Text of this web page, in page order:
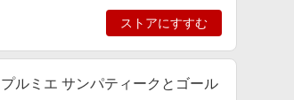
ストアにすすむ
ルミエ サンパティークとゴール